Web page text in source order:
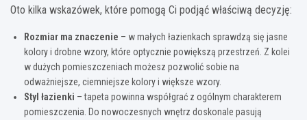
Oto kilka wskazówek, które pomogą Ci podjąć właściwą decyzję:
Rozmiar ma znaczenie – w małych łazienkach sprawdzą się jasne
kolory i drobne wzory, które optycznie powiększą przestrzeń. Z kolei
w dużych pomieszczeniach możesz pozwolić sobie na
odważniejsze, ciemniejsze kolory i większe wzory.
Styl łazienki – tapeta powinna współgrać z ogólnym charakterem
pomieszczenia. Do nowoczesnych wnętrz doskonale pasują